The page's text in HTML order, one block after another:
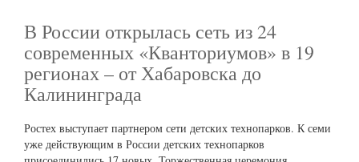
В России открылась сеть из 24
современных «Кванториумов» в 19
регионах – от Хабаровска до
Калининграда
Ростех выступает партнером сети детских технопарков. К семи
уже действующим в России детских технопарков